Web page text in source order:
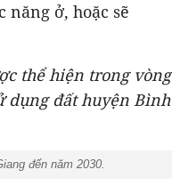
năng ở, hoặc sẽ
thể hiện trong vòng
dụng đất huyện Bình
đến năm 2030.